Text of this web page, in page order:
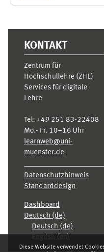
Diese Website verwendet
KONTAKT
Zentrum für
Hochschullehre (ZHL)
Services für digitale
Lehre
Tel: +49 251 83-22408
Mo.- Fr. 10–16 Uhr
learnweb@uni-
muenster.de
Datenschutzhinweis
Standarddesign
Dashboard
Deutsch ‎(de)‎
Deutsch ‎(de)‎